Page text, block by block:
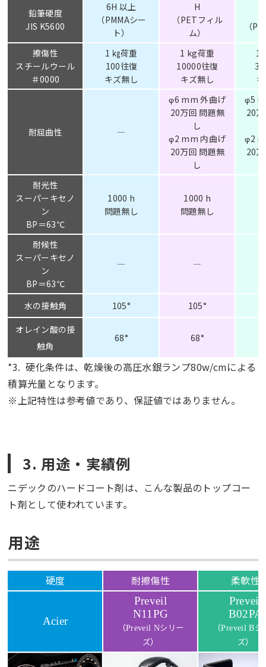
鉛筆硬度
JIS K5600
6H 以上
（PMMAシー
ト）
H
（PETフィル
ム）
（
擦傷性
スチールウール
＃0000
1 ㎏荷重
100往復
キズ無し
1 kg荷重
10000往復
キズ無し
1
耐屈曲性 ―
φ6 mm 外曲げ
20万回 問題無
し
φ2 mm 内曲げ
20万回 問題無
し
φ5
20
φ2
20
耐光性
スーパーキセノ
ン
BP＝63℃
1000 h
問題無し
1000 h
問題無し
耐候性
スーパーキセノ
ン
BP＝63℃
― ―
水の接触角 105° 105°
オレイン酸の接
触角
68° 68°
*3. 硬化条件は、乾燥後の高圧水銀ランプ80w/cmによる
積算光量となります。
※上記特性は参考値であり、保証値ではありません。
3. 用途・実績例
ニデックのハードコート剤は、こんな製品のトップコー
ト剤として使われています。
用途
硬度 耐擦傷性 柔軟性
Acier
Preveil
N11PG
（Preveil Nシリー
ズ）
Preveil
B02PA
（PreveilBシ
ズ）